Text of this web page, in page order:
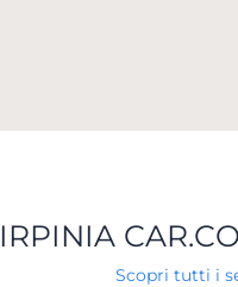
IRPINIA
Scopri tutti i